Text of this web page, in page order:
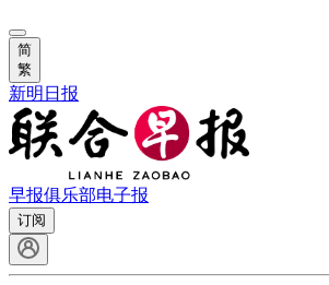
简
繁
新明日报
早报俱乐部电子报
订阅